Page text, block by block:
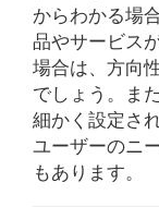
からわかる場
品やサービス
場合は、方向
でしょう。ま
細かく設定さ
ユーザーのニ
もあります。